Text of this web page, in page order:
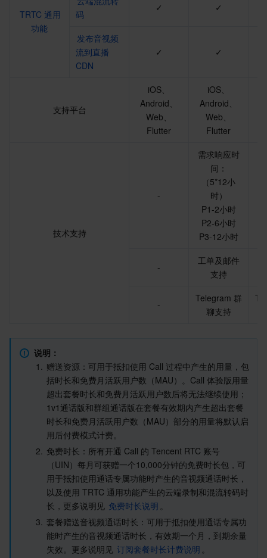
TRTC 通用
功能
码
✓ ✓
发布音视频
流到直播
CDN
✓ ✓
支持平台
iOS、
Android、
Web、
Flutter
iOS、
Android、
Web、
Flutter
技术支持
-
需求响应时
间：
（5*12小
时）
P1-2小时
P2-6小时
P3-12小时
-
工单及邮件
支持
-
Telegram 群
聊支持
说明：
1. 赠送资源 ：可用于抵扣使用 Call 过程中产生的用量，包
括时长和免费月活跃用户数（MAU）。Call 体验版用量
超出套餐时长和免费月活跃用户数后将无法继续使用；
1v1通话版和群组通话版在套餐有效期内产生超出套餐
时长和免费月活跃用户数（MAU）部分的用量将默认启
用后付费模式计费。
2. 免费时长 ：所有开通 Call 的 Tencent RTC 账号
（UIN）每月可获赠一个10,000分钟的免费时长包，可
用于抵扣使用通话专属功能时产生的音视频通话时长，
以及使用 TRTC 通用功能产生的云端录制和混流转码时
长，更多说明见 免费时长说明 。
3. 套餐赠送音视频通话时长 ：可用于抵扣使用通话专属功
能时产生的音视频通话时长，有效期一个月，到期余量
失效。更多说明见 订阅套餐时长计费说明 。